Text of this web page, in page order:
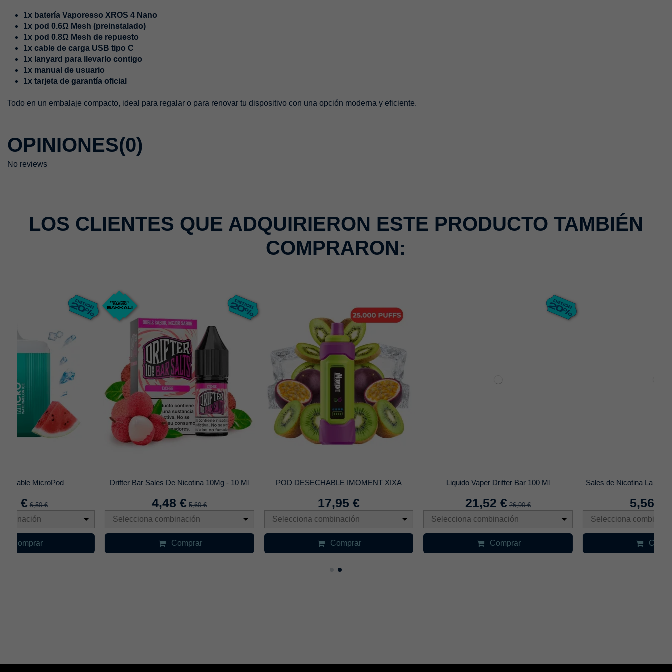
1x batería Vaporesso XROS 4 Nano
1x pod 0.6Ω Mesh (preinstalado)
1x pod 0.8Ω Mesh de repuesto
1x cable de carga USB tipo C
1x lanyard para llevarlo contigo
1x manual de usuario
1x tarjeta de garantía oficial
Todo en un embalaje compacto, ideal para regalar o para renovar tu dispositivo con una opción moderna y eficiente.
OPINIONES(0)
No reviews
LOS CLIENTES QUE ADQUIRIERON ESTE PRODUCTO TAMBIÉN
COMPRARON:
Drifter Bar Sales De Nicotina 10Mg - 10 Ml
Selecciona combinación
POD DESECHABLE IMOMENT XIXA
Selecciona combinación
Liquido Vaper Drifter Bar 100 Ml
Selecciona combinación
Sales de Nicotina La Yaya Salts 10Mg 10Ml
Selecciona combinación